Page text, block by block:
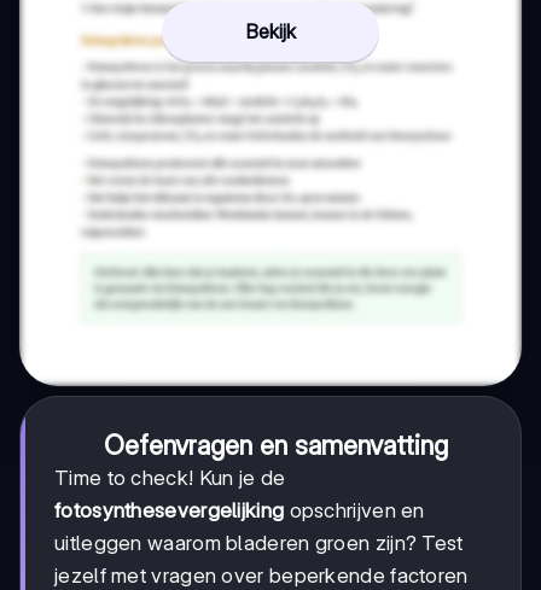
Bekijk
Oefenvragen en samenvatting
Time to check! Kun je de
fotosynthesevergelijking opschrijven en
uitleggen waarom bladeren groen zijn? Test
jezelf met vragen over beperkende factoren